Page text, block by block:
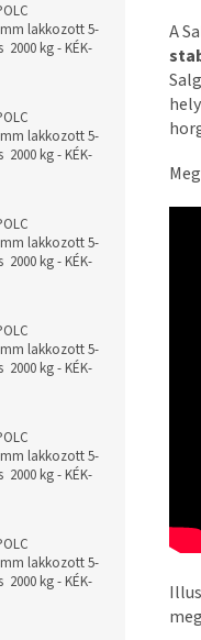
mm lakkozott 5-
kg - KÉK-
mm lakkozott 5-
kg - KÉK-
mm lakkozott 5-
kg - KÉK-
mm lakkozott 5-
kg - KÉK-
mm lakkozott 5-
kg - KÉK-
mm lakkozott 5-
kg - KÉK-
A